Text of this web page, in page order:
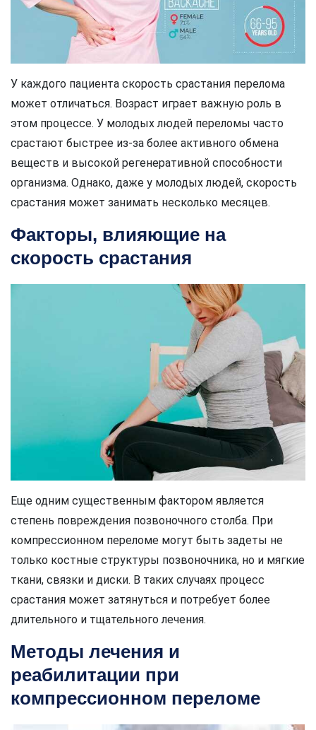
У каждого пациента скорость срастания перелома
может отличаться. Возраст играет важную роль в
этом процессе. У молодых людей переломы часто
срастают быстрее из-за более активного обмена
веществ и высокой регенеративной способности
организма. Однако, даже у молодых людей, скорость
срастания может занимать несколько месяцев.
Факторы, влияющие на
скорость срастания
Еще одним существенным фактором является
степень повреждения позвоночного столба. При
компрессионном переломе могут быть задеты не
только костные структуры позвоночника, но и мягкие
ткани, связки и диски. В таких случаях процесс
срастания может затянуться и потребует более
длительного и тщательного лечения.
Методы лечения и
реабилитации при
компрессионном переломе